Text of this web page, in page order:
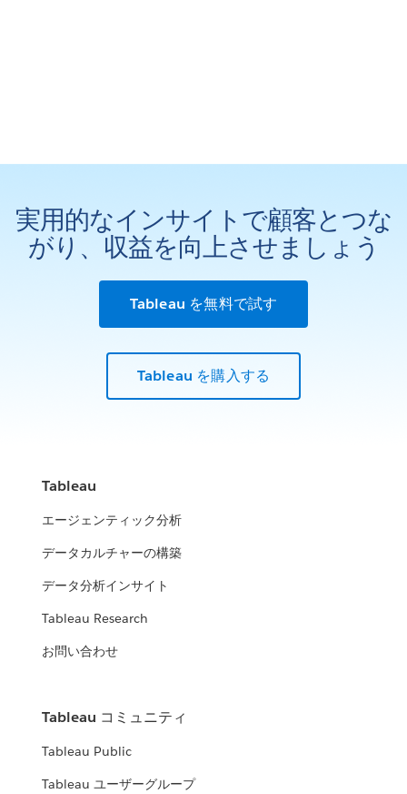
実用的なインサイトで顧客とつな
がり、収益を向上させましょう
Tableau を無料で試す
Tableau を購入する
Tableau
エージェンティック分析
データカルチャーの構築
データ分析インサイト
Tableau Research
お問い合わせ
Tableau コミュニティ
Tableau Public
Tableau ユーザーグループ